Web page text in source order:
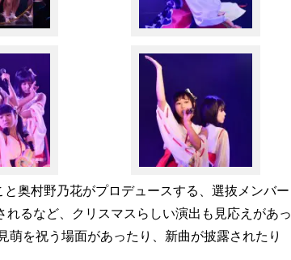
奥村野乃花がプロデュースする、選抜メンバー
るなど、クリスマスらしい演出も見応えがあっ
を祝う場面があったり、新曲が披露されたり